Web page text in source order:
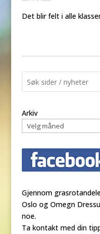
Det blir felt i alle
Arkiv
Gjennom
Oslo og Omegn
noe.
Ta kontakt med din